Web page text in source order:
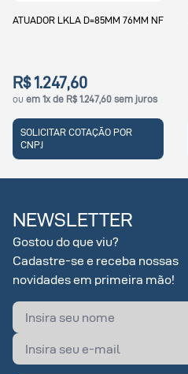
D=85MM 76MM NF
sem juros
POR
ATUADOR LKLA
ouem 1x de R$
SOLICITAR
NEWSLETTER
Gostou do que viu?
Cadastre-se e receba nossas
novidades em primeira mão!